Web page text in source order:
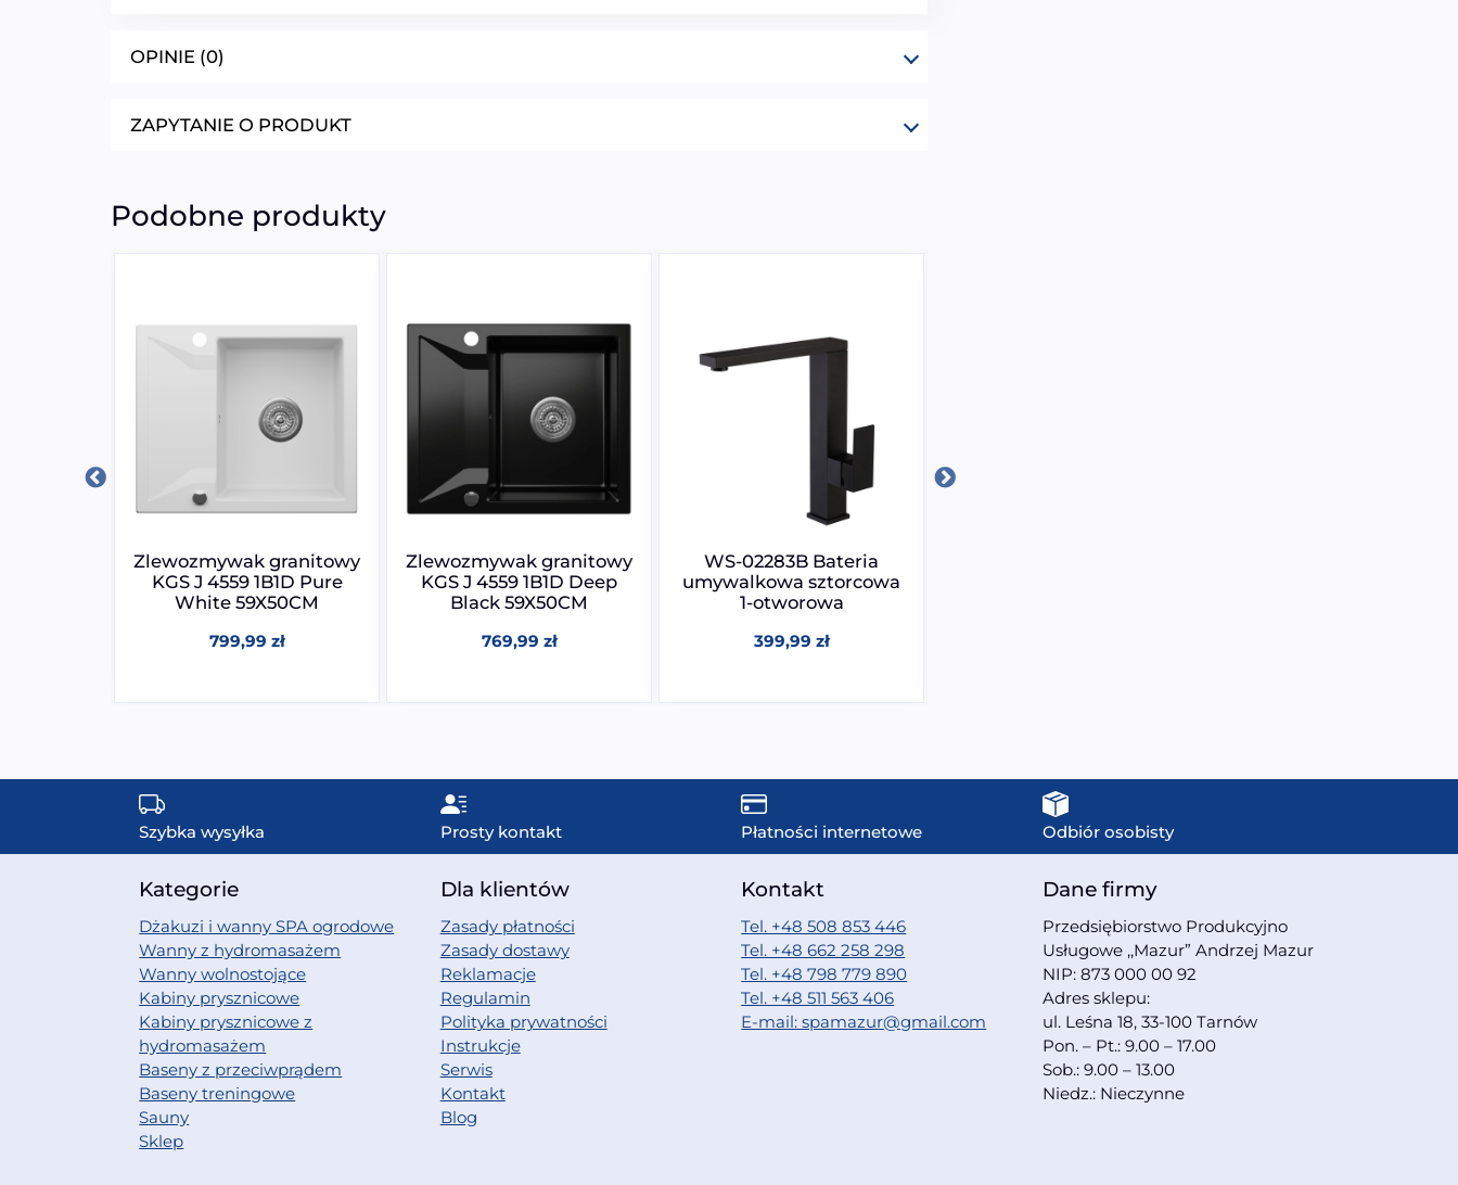
OPINIE (0)
ZAPYTANIE O PRODUKT
Podobne produkty
Zlewozmywak granitowy
KGS J 4559 1B1D Pure
White 59X50CM
799,99 zł
Zlewozmywak granitowy
KGS J 4559 1B1D Deep
Black 59X50CM
769,99 zł
WS-02283B Bateria
umywalkowa sztorcowa
1-otworowa
399,99 zł
Szybka wysyłka Prosty kontakt Płatności internetowe Odbiór osobisty
Kategorie
Dżakuzi i wanny SPA ogrodowe
Wanny z hydromasażem
Wanny wolnostojące
Kabiny prysznicowe
Kabiny prysznicowe z
hydromasażem
Baseny z przeciwprądem
Baseny treningowe
Sauny
Sklep
Dla klientów
Zasady płatności
Zasady dostawy
Reklamacje
Regulamin
Polityka prywatności
Instrukcje
Serwis
Kontakt
Blog
Kontakt
Tel. +48 508 853 446
Tel. +48 662 258 298
Tel. +48 798 779 890
Tel. +48 511 563 406
E-mail: spamazur@gmail.com
Dane firmy
Przedsiębiorstwo Produkcyjno
Usługowe ,,Mazur” Andrzej Mazur
NIP: 873 000 00 92
Adres sklepu:
ul. Leśna 18, 33-100 Tarnów
Pon. – Pt.: 9.00 – 17.00
Sob.: 9.00 – 13.00
Niedz.: Nieczynne